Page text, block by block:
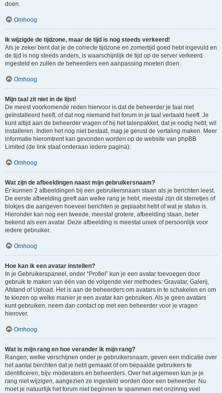
doen.
Omhoog
Ik wijzigde de tijdzone, maar de tijd is nog steeds verkeerd!
Als je zeker bent dat je de correcte tijdzone en zomertijd goed hebt ingevuld en
de tijd is nog steeds anders, is waarschijnlijk de tijd op de server verkeerd
ingesteld en zullen de beheerders een aanpassing moeten doen.
Omhoog
Mijn taal zit niet in de lijst!
De meest voorkomende reden hiervoor is dat de beheerder je taal niet
geïnstalleerd heeft, of dat nog niemand het forum in je taal vertaald heeft. Je
kunt altijd aan de beheerder vragen of hij het talenpakket, dat je nodig hebt, wil
installeren. Indien het nog niet bestaat, mag je gerust de vertaling maken. Meer
informatie hieromtrent kan gevonden worden op de website van phpBB
Limited (de link staat onderaan iedere pagina).
Omhoog
Wat zijn de afbeeldingen naast mijn gebruikersnaam?
Er kunnen 2 afbeeldingen bij een gebruikersnaam staan als je berichten leest.
De eerste afbeelding geeft aan welke rang je hebt, meestal zijn dit sterretjes of
blokjes die aangeven hoeveel berichten je geplaatst hebt of wat je status is.
Hieronder kan nog een tweede, meestal grotere, afbeelding staan, beter
bekend als een avatar. Deze afbeelding is meestal uniek of persoonlijk voor
iedere gebruiker.
Omhoog
Hoe kan ik een avatar instellen?
In je Gebruikerspaneel, onder “Profiel” kun je een avatar toevoegen door
gebruik te maken van één van de volgende vier methodes: Gravatar, Galerij,
Afstand of Upload. Het is aan de beheerders om avatars in te schakelen en om
te kiezen op welke manier je een avatar kan gebruiken. Als je geen avatars
kunt gebruiken, neem dan contact op met een beheerder voor je vragen
hierover.
Omhoog
Wat is mijn rang en hoe verander ik mijn rang?
Rangen, welke verschijnen onder je gebruikersnaam, geven een indicatie over
het aantal berchten dat je hebt gemaakt of om bepaalde gebruikers te
identificeren, bijv. moderators en beheerders. Over het algemeen kun je je
rang niet wijzigen, aangezien ze ingesteld worden door een beheerder. Nu
moet je natuurlijk het forum niet beginnen te spammen met onzinnig veel